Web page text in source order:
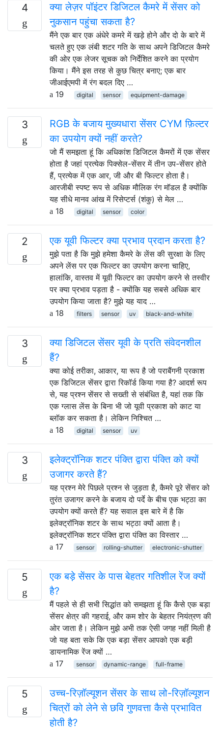
4
क्या लेज़र पॉइंटर डिजिटल कैमरे में सेंसर को
नुकसान पहुंचा सकता है?
मैंने एक बार एक अंधेरे कमरे में खड़े होने और दो के बारे में
चलते हुए एक लंबी शटर गति के साथ अपने डिजिटल कैमरे
की ओर एक लेजर सूचक को निर्देशित करने का प्रयोग
किया। मैंने इस तरह से कुछ चित्र बनाए; एक बार
जीआईएमपी में रंग बदल दिए …
19
digital sensor equipment-damage
3
RGB के बजाय मुख्यधारा सेंसर CYM फ़िल्टर
का उपयोग क्यों नहीं करते?
जो मैं समझता हूं कि अधिकांश डिजिटल कैमरों में एक सेंसर
होता है जहां प्रत्येक पिक्सेल-सेंसर में तीन उप-सेंसर होते
हैं, प्रत्येक में एक आर, जी और बी फिल्टर होता है।
आरजीबी स्पष्ट रूप से अधिक मौलिक रंग मॉडल है क्योंकि
यह सीधे मानव आंख में रिसेप्टर्स (शंकु) से मेल …
18
digital sensor color
2 एक यूवी फिल्टर क्या प्रभाव प्रदान करता है?
मुझे पता है कि मुझे हमेशा कैमरे के लेंस की सुरक्षा के लिए
अपने लेंस पर एक फिल्टर का उपयोग करना चाहिए,
हालांकि, वास्तव में यूवी फिल्टर का उपयोग करने से तस्वीर
पर क्या प्रभाव पड़ता है - क्योंकि यह सबसे अधिक बार
उपयोग किया जाता है? मुझे यह याद …
18
filters sensor uv black-and-white
3
क्या डिजिटल सेंसर यूवी के प्रति संवेदनशील
हैं?
क्या कोई तरीका, आकार, या रूप है जो पराबैंगनी प्रकाश
एक डिजिटल सेंसर द्वारा रिकॉर्ड किया गया है? आदर्श रूप
से, यह प्रश्न सेंसर से सख्ती से संबंधित है, यहां तक ​​कि
एक ग्लास लेंस के बिना भी जो यूवी प्रकाश को काट या
ब्लॉक कर सकता है। लेकिन निश्चित …
18
digital sensor uv
3
इलेक्ट्रॉनिक शटर पंक्ति द्वारा पंक्ति को क्यों
उजागर करते हैं?
यह प्रश्न मेरे पिछले प्रश्न से जुड़ता है, कैमरे पूरे सेंसर को
तुरंत उजागर करने के बजाय दो पर्दे के बीच एक भट्ठा का
उपयोग क्यों करते हैं? यह सवाल इस बारे में है कि
इलेक्ट्रॉनिक शटर के साथ भट्ठा क्यों आता है।
इलेक्ट्रॉनिक शटर पंक्ति द्वारा पंक्ति का विस्तार …
17
sensor rolling-shutter electronic-shutter
5
एक बड़े सेंसर के पास बेहतर गतिशील रेंज क्यों
है?
मैं पहले से ही सभी सिद्धांत को समझता हूं कि कैसे एक बड़ा
सेंसर क्षेत्र की गहराई, और कम शोर के बेहतर नियंत्रण की
ओर जाता है। लेकिन मुझे अभी तक ऐसी जगह नहीं मिली है
जो यह बता सके कि एक बड़ा सेंसर आपको एक बड़ी
डायनामिक रेंज क्यों …
17
sensor dynamic-range full-frame
5
उच्च-रिज़ॉल्यूशन सेंसर के साथ लो-रिज़ॉल्यूशन
चित्रों को लेने से छवि गुणवत्ता कैसे प्रभावित
होती है?